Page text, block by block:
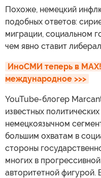
Похоже, немецкий
подобных ответов:
миграции, социальном
чем явно ставит
ИноСМИ теперь в
международное >>>
YouTube-блогер
известных
немецкоязычном
большим охватам в
стороны
многих в
авторитетной фигурой.